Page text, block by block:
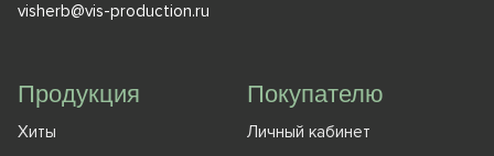
visherb@vis-production.ru
Продукция
Хиты
Покупателю
Личный кабинет